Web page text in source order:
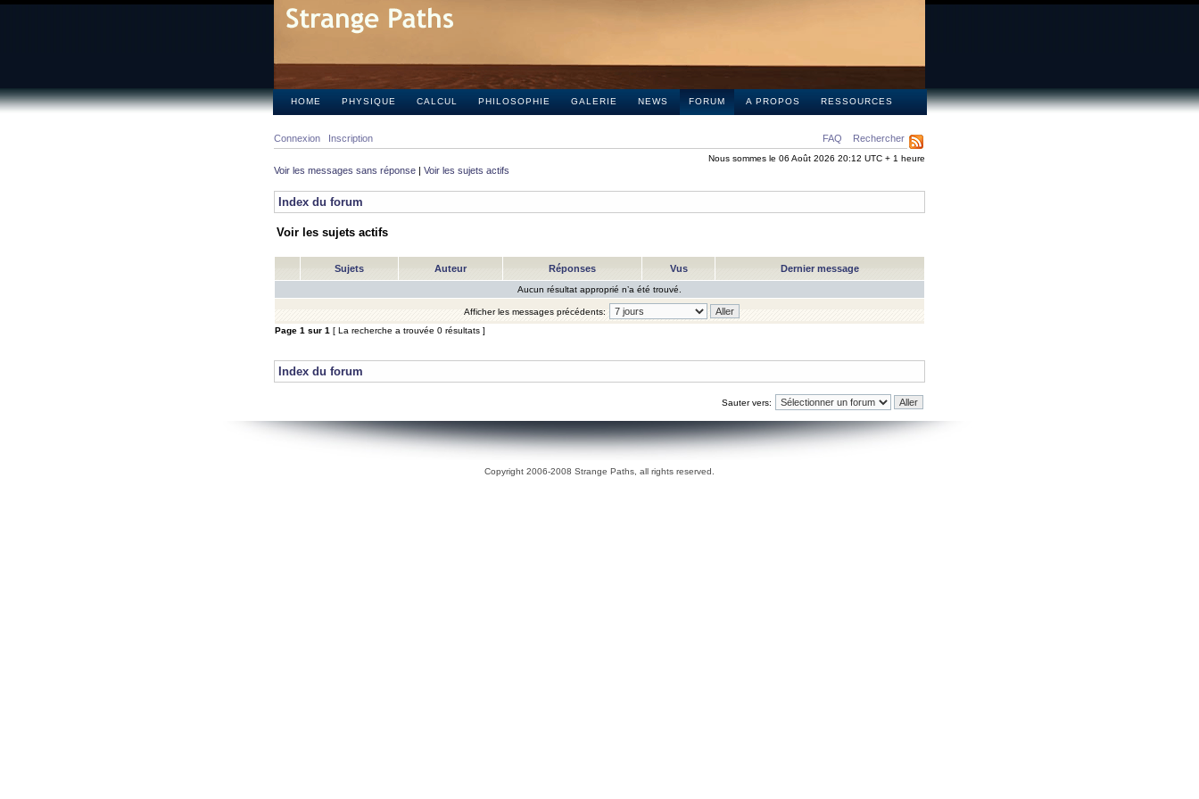
HOME PHYSIQUE CALCUL PHILOSOPHIE GALERIE NEWS FORUM A PROPOS RESSOURCES
FAQ Rechercher
Connexion Inscription
Nous sommes le 06 Août 2026 20:12 UTC + 1 heure
Voir les messages sans réponse | Voir les sujets actifs
Index du forum
Voir les sujets actifs
Sujets Auteur Réponses Vus Dernier message
Aucun résultat approprié n’a été trouvé.
Afficher les messages précédents:
Page 1 sur 1 [ La recherche a trouvée 0 résultats ]
Index du forum
Sauter vers:
Copyright 2006-2008 Strange Paths, all rights reserved.